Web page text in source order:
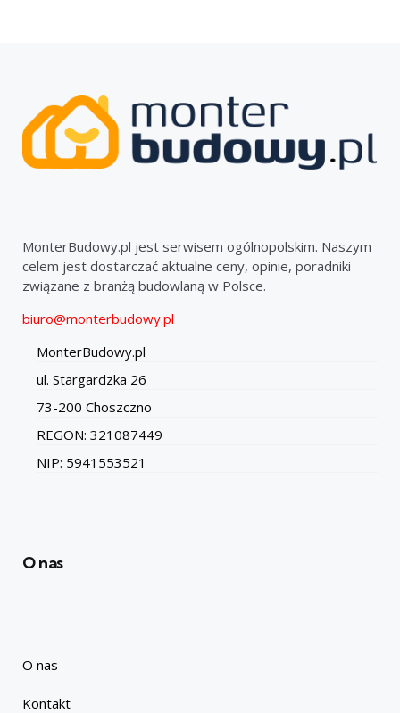
MonterBudowy.pl jest serwisem ogólnopolskim. Naszym
celem jest dostarczać aktualne ceny, opinie, poradniki
związane z branżą budowlaną w Polsce.
biuro@monterbudowy.pl
MonterBudowy.pl
ul. Stargardzka 26
73-200 Choszczno
REGON: 321087449
NIP: 5941553521
O nas
O nas
Kontakt